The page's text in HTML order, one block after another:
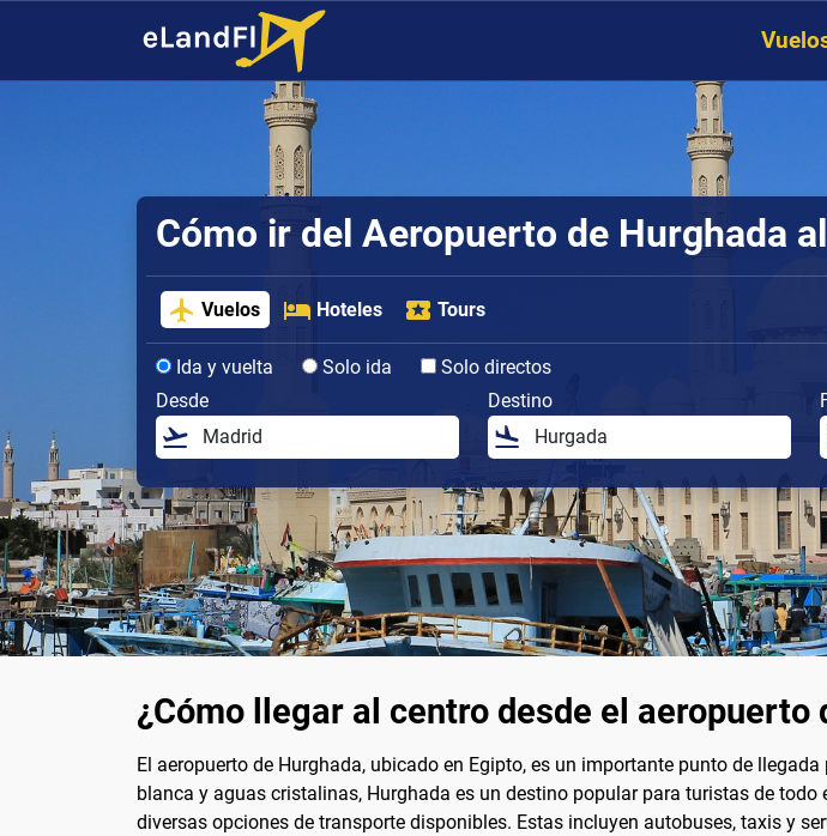
Cómo ir del Aeropuerto de Hurghada
Vuelos Hoteles Tours
Ida y vuelta Solo ida
Solo directos
Desde
Destino
¿Cómo llegar al centro desde el aeropuerto
El aeropuerto de Hurghada, ubicado en Egipto, es un importante punto de
blanca y aguas cristalinas, Hurghada es un destino popular para turistas de
diversas opciones de transporte disponibles. Estas incluyen autobuses, taxis y